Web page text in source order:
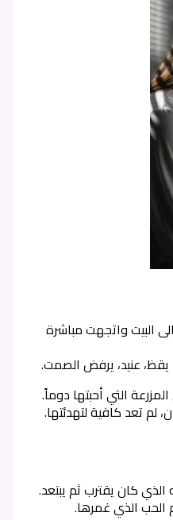
البيت واتجهت مباشرة
عنيد، يرفض الصمت.
التي أحبتها دوماً.
لم تعد كافية لتهدئتها.
الذي كان يقترب ثم يبتعد.
الحب الذي غمرها.